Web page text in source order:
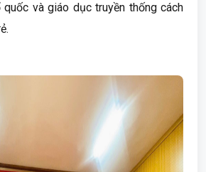
quốc và giáo dục truyền thống cách